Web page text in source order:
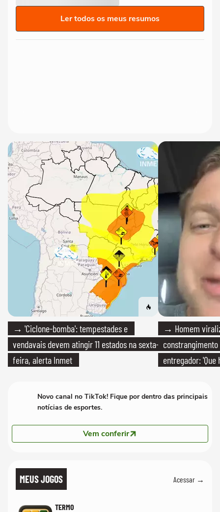
Ler todos os meus resumos
→ 'Ciclone-bomba': tempestades e
vendavais devem atingir 11 estados na sexta-
feira, alerta Inmet
→ Homem
entregador: 'Que
Novo canal no TikTok! Fique por dentro das principais
notícias de esportes.
Vem conferir
MEUS JOGOS Acessar →
TERMO